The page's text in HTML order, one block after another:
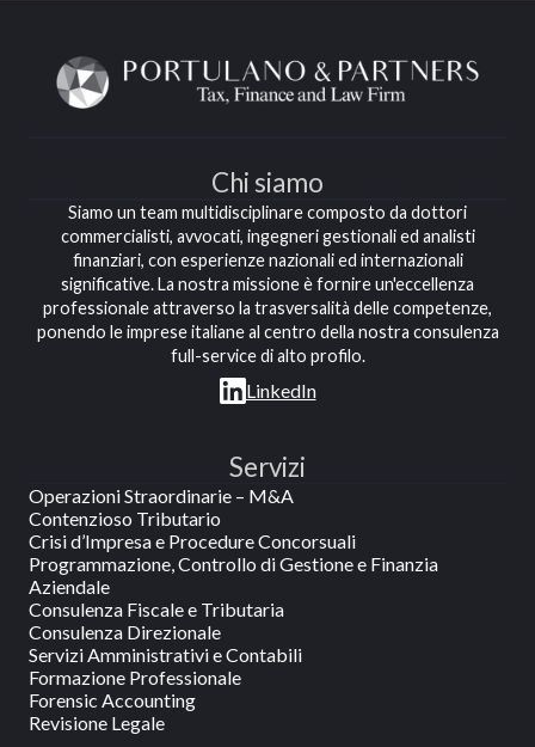
Chi siamo
Siamo un team multidisciplinare composto da dottori
commercialisti, avvocati, ingegneri gestionali ed analisti
finanziari, con esperienze nazionali ed internazionali
significative. La nostra missione è fornire un'eccellenza
professionale attraverso la trasversalità delle competenze,
ponendo le imprese italiane al centro della nostra consulenza
full-service di alto profilo.
LinkedIn
Servizi
Operazioni Straordinarie – M&A
Contenzioso Tributario
Crisi d’Impresa e Procedure Concorsuali
Programmazione, Controllo di Gestione e Finanzia
Aziendale
Consulenza Fiscale e Tributaria
Consulenza Direzionale
Servizi Amministrativi e Contabili
Formazione Professionale
Forensic Accounting
Revisione Legale